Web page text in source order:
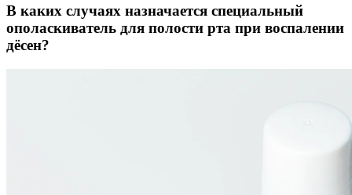
В каких случаях назначается специальный
ополаскиватель для полости рта при воспалении
дёсен?